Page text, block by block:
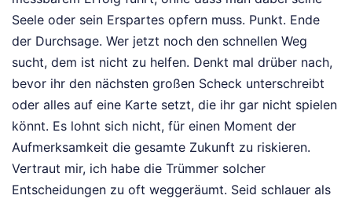
Seele oder sein Erspartes opfern muss. Punkt. Ende
der Durchsage. Wer jetzt noch den schnellen Weg
sucht, dem ist nicht zu helfen. Denkt mal drüber nach,
bevor ihr den nächsten großen Scheck unterschreibt
oder alles auf eine Karte setzt, die ihr gar nicht spielen
könnt. Es lohnt sich nicht, für einen Moment der
Aufmerksamkeit die gesamte Zukunft zu riskieren.
Vertraut mir, ich habe die Trümmer solcher
Entscheidungen zu oft weggeräumt. Seid schlauer als